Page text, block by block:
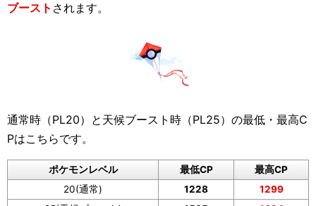
ブースト されます。
通常時（PL20）と天候ブースト時（PL25）の最低・最高C
Pはこちらです。
ポケモンレベル 最低CP
最高CP
20(通常)
1228
1299